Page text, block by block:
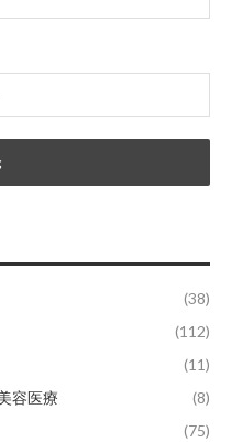
(38)
(112)
(11)
容医療
(8)
(75)